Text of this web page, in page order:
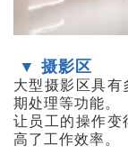
▼ 摄影区
大型摄影区具有
期处理等功能。
让员工的操作变
高了工作效率。